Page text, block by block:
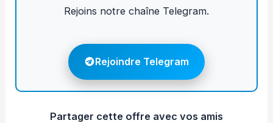
Rejoins notre chaîne Telegram.
Rejoindre Telegram
Partager cette offre avec vos amis